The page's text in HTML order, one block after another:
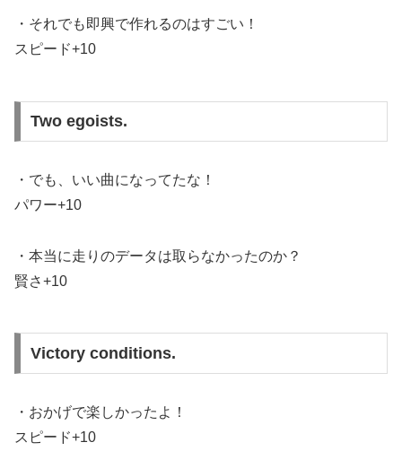
・それでも即興で作れるのはすごい！
スピード+10
Two egoists.
・でも、いい曲になってたな！
パワー+10
・本当に走りのデータは取らなかったのか？
賢さ+10
Victory conditions.
・おかげで楽しかったよ！
スピード+10